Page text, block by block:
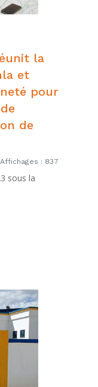
la
et
pour
de
Affichages : 837
sous la